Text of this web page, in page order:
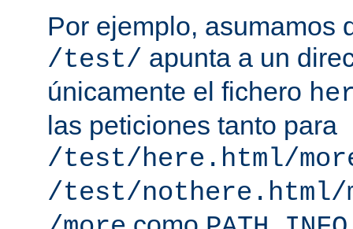
Por ejemplo, asumamos
/test/ apunta a un
únicamente el fichero
las peticiones tanto para
/test/here.html/
/test/nothere.html/